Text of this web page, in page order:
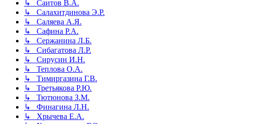
↳ Саитов В.А.
↳ Салахитдинова Э.Р.
↳ Саляева А.Я.
↳ Сафина Р.А.
↳ Сержанина Л.Б.
↳ Сибагатова Л.Р.
↳ Сирусин И.Н.
↳ Теплова О.А.
↳ Тимиргазина Г.В.
↳ Третьякова Р.Ю.
↳ Тютюнова З.М.
↳ Финагина Л.Н.
↳ Хрычева Е.А.